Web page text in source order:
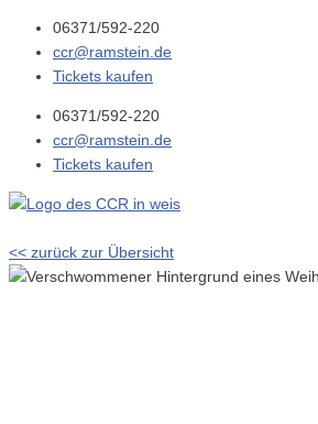
06371/592-220
ccr@ramstein.de
Tickets kaufen
06371/592-220
ccr@ramstein.de
Tickets kaufen
<< zurück zur Übersicht